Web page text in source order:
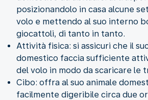
posizionandolo in casa alcune
volo e mettendo al suo interno
giocattoli, di tanto in tanto.
Attività fisica: si assicuri che il
domestico faccia sufficiente
del volo in modo da scaricare le
Cibo: offra al suo animale
facilmente digeribile circa due